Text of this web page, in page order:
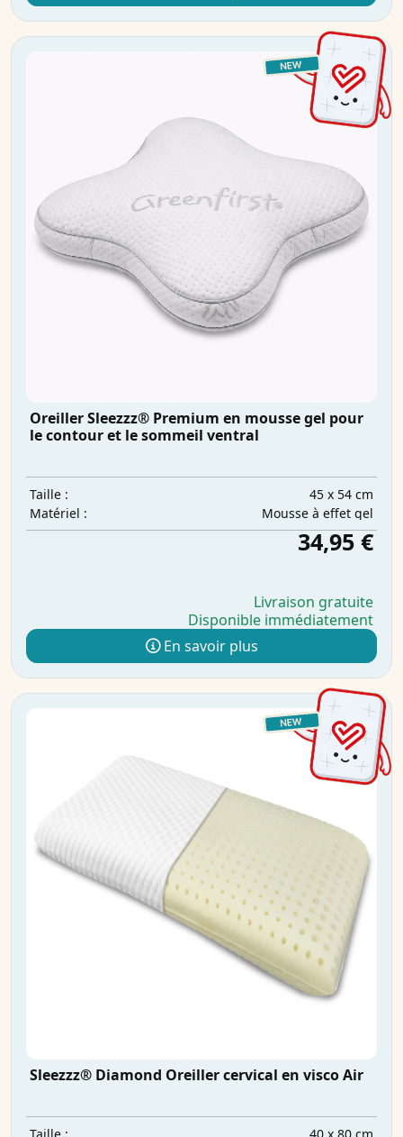
Oreiller Sleezzz® Premium en mousse gel pour
le contour et le sommeil ventral
Taille :
45 x 54 cm
Matériel :
Mousse à effet gel
34,95 €
Livraison gratuite
Disponible immédiatement
En savoir plus
Sleezzz® Diamond Oreiller cervical en visco Air
40 x 80 cm